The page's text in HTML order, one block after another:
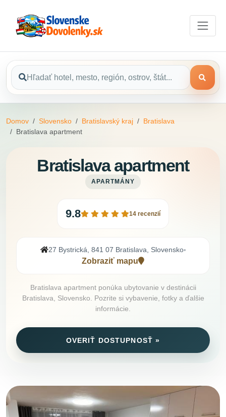
Domov Slovensko Bratislavský kraj
Bratislava
Bratislava apartment
Bratislava apartment
APARTMÁNY
9.8 14 recenzií
27 Bystrická, 841 07 Bratislava, Slovensko•
Zobraziť mapu
Bratislava apartment ponúka ubytovanie v destinácii
Bratislava, Slovensko. Pozrite si vybavenie, fotky a ďalšie
informácie.
OVERIŤ DOSTUPNOSŤ »